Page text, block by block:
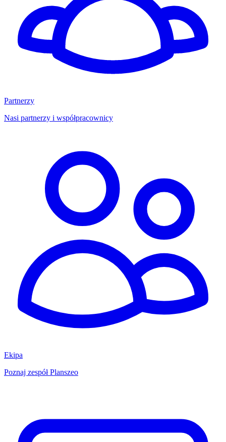
Partnerzy
Nasi partnerzy i współpracownicy
Ekipa
Poznaj zespół Planszeo